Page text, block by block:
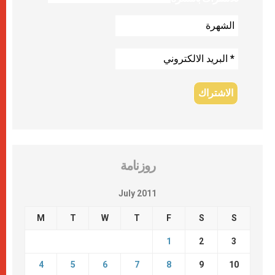
روزنامة
July 2011
M T W T F S S
1 2 3
4 5 6 7 8 9 10